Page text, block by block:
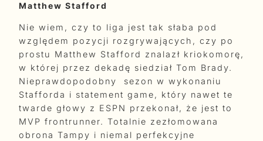
Matthew Stafford
Nie wiem, czy to liga jest tak słaba pod
względem pozycji rozgrywających, czy po
prostu Matthew Stafford znalazł kriokomorę,
w której przez dekadę siedział Tom Brady.
Nieprawdopodobny sezon w wykonaniu
Stafforda i statement game, który nawet te
twarde głowy z ESPN przekonał, że jest to
MVP frontrunner. Totalnie zezłomowana
obrona Tampy i niemal perfekcyjne